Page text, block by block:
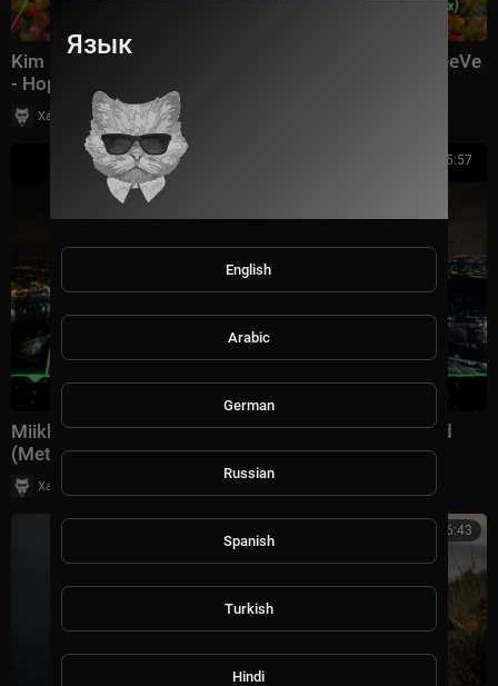
Kim Kiona Geert Huinink Mike Van Fabio Alex van ReeVe
- Hope Original Mix
Хаус Рычалкин | 53 просмотры
5:57
Miikka Leinonen feat. Kim Kiona - Breath Of The Wild
(Metta & Glyde Remix)
Хаус Рычалкин
6:43
Язык
English
Arabic
German
Russian
Spanish
Turkish
Hindi